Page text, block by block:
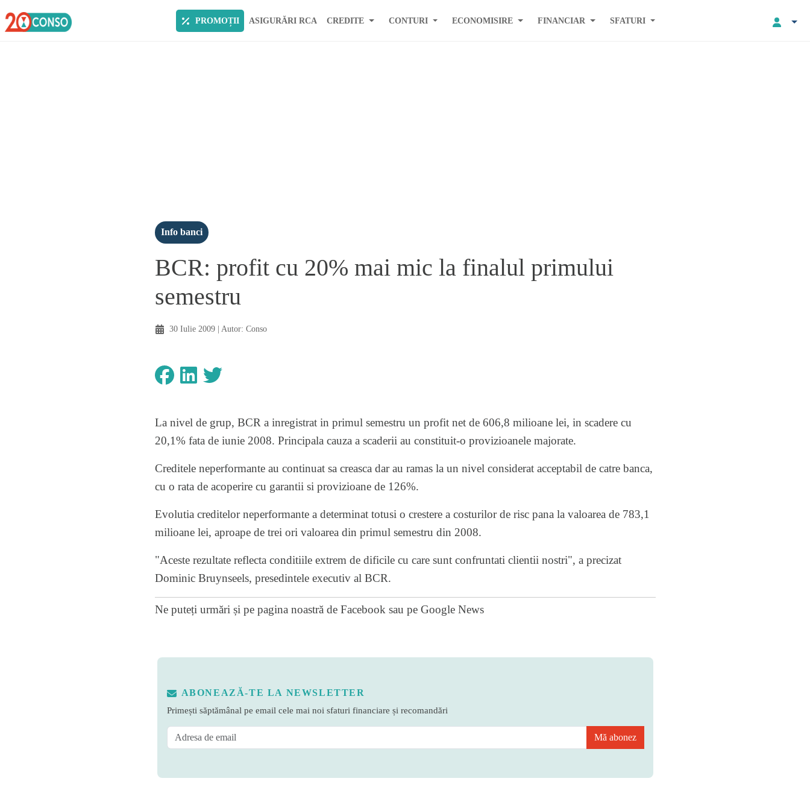
PROMOȚII ASIGURĂRI RCA CREDITE CONTURI ECONOMISIRE FINANCIAR SFATURI
Info banci
BCR: profit cu 20% mai mic la finalul primului
semestru
30 Iulie 2009| Autor: Conso
La nivel de grup, BCR a inregistrat in primul semestru un profit net de 606,8 milioane lei, in scadere cu
20,1% fata de iunie 2008. Principala cauza a scaderii au constituit-o provizioanele majorate.
Creditele neperformante au continuat sa creasca dar au ramas la un nivel considerat acceptabil de catre banca,
cu o rata de acoperire cu garantii si provizioane de 126%.
Evolutia creditelor neperformante a determinat totusi o crestere a costurilor de risc pana la valoarea de 783,1
milioane lei, aproape de trei ori valoarea din primul semestru din 2008.
"Aceste rezultate reflecta conditiile extrem de dificile cu care sunt confruntati clientii nostri", a precizat
Dominic Bruynseels, presedintele executiv al BCR.
Ne puteți urmări și pe pagina noastră de Facebook sau pe Google News
ABONEAZĂ-TE LA NEWSLETTER
Primești săptămânal pe email cele mai noi sfaturi financiare și recomandări
Mă abonez